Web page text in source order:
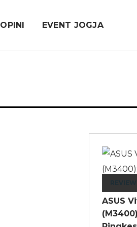
OPINI EVENT JOGJA
REVIEW
ASUS